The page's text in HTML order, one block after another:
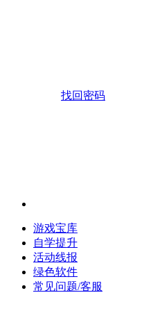
找回密码
游戏宝库
自学提升
活动线报
绿色软件
常见问题/客服